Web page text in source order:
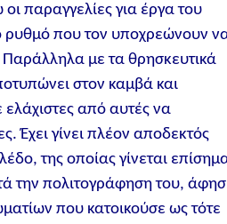
οι παραγγελίες για έργα του
ρυθμό που τον υποχρεώνουν
με τα θρησκευτικά
στον καμβά και
από αυτές να
Έχει γίνει πλέον αποδεκτός
της οποίας γίνεται
την πολιτογράφηση του,
που κατοικούσε ως τότε